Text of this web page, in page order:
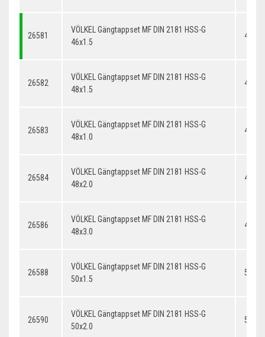
26581
VÖLKEL Gängtappset MF DIN 2181 HSS-G
46x1.5
26582
VÖLKEL Gängtappset MF DIN 2181 HSS-G
48x1.5
26583
VÖLKEL Gängtappset MF DIN 2181 HSS-G
48x1.0
26584
VÖLKEL Gängtappset MF DIN 2181 HSS-G
48x2.0
26586
VÖLKEL Gängtappset MF DIN 2181 HSS-G
48x3.0
26588
VÖLKEL Gängtappset MF DIN 2181 HSS-G
50x1.5
26590
VÖLKEL Gängtappset MF DIN 2181 HSS-G
50x2.0